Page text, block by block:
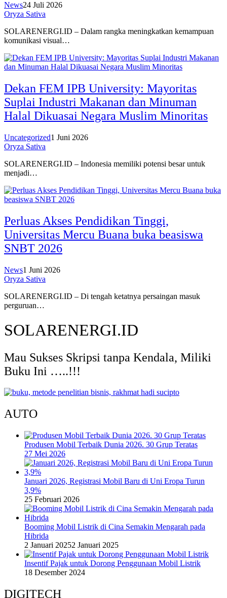
News24 Juli 2026
Oryza Sativa
SOLARENERGI.ID – Dalam rangka meningkatkan kemampuan
komunikasi visual…
Dekan FEM IPB University: Mayoritas
Suplai Industri Makanan dan Minuman
Halal Dikuasai Negara Muslim Minoritas
Uncategorized1 Juni 2026
Oryza Sativa
SOLARENERGI.ID – Indonesia memiliki potensi besar untuk
menjadi…
Perluas Akses Pendidikan Tinggi,
Universitas Mercu Buana buka beasiswa
SNBT 2026
News1 Juni 2026
Oryza Sativa
SOLARENERGI.ID – Di tengah ketatnya persaingan masuk
perguruan…
SOLARENERGI.ID
Mau Sukses Skripsi tanpa Kendala, Miliki
Buku Ini …..!!!
AUTO
Produsen Mobil Terbaik Dunia 2026. 30 Grup Teratas
27 Mei 2026
Januari 2026, Registrasi Mobil Baru di Uni Eropa Turun
3,9%
25 Februari 2026
Booming Mobil Listrik di Cina Semakin Mengarah pada
Hibrida
2 Januari 20252 Januari 2025
Insentif Pajak untuk Dorong Penggunaan Mobil Listrik
18 Desember 2024
DIGITECH